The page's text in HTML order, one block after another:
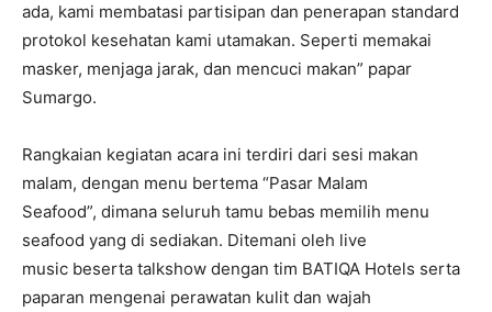
ada, kami membatasi partisipan dan penerapan standard
protokol kesehatan kami utamakan. Seperti memakai
masker, menjaga jarak, dan mencuci makan” papar
Sumargo.
Rangkaian kegiatan acara ini terdiri dari sesi makan
malam, dengan menu bertema “Pasar Malam
Seafood”, dimana seluruh tamu bebas memilih menu
seafood yang di sediakan. Ditemani oleh live
music beserta talkshow dengan tim BATIQA Hotels serta
paparan mengenai perawatan kulit dan wajah